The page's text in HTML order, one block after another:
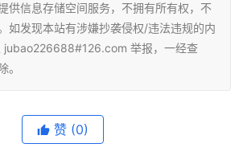
供信息存储空间服务，不拥有所有权，不
如发现本站有涉嫌抄袭侵权/违法违规的内
jubao226688#126.com 举报，一经查
。
赞 (0)